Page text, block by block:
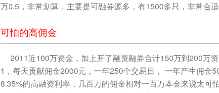
万0.5，非常划算，主要是可融券源多，有1500多只，非常合
可怕的高佣金
2011近100万资金，加上开了融资融券合计150万到200万
1，每天贡献佣金2000元，一年250个交易日， 一年产生佣金
8.35%的高融资利率，几百万的佣金相对一百万本金来说太可